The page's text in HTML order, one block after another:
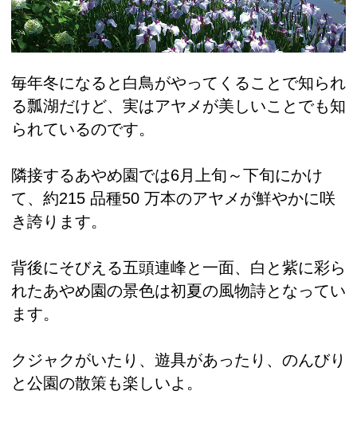
毎年冬になると白鳥がやってくることで知られ
る瓢湖だけど、実はアヤメが美しいことでも知
られているのです。
隣接するあやめ園では6月上旬～下旬にかけ
て、約215 品種50 万本のアヤメが鮮やかに咲
き誇ります。
背後にそびえる五頭連峰と一面、白と紫に彩ら
れたあやめ園の景色は初夏の風物詩となってい
ます。
クジャクがいたり、遊具があったり、のんびり
と公園の散策も楽しいよ。